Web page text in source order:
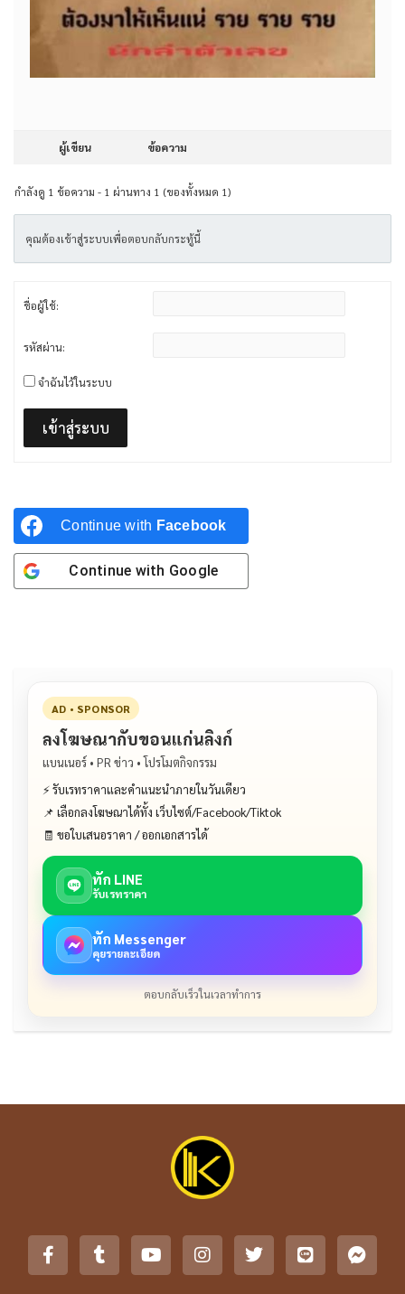
ผู้เขียน ข้อความ
กำลังดู 1 ข้อความ - 1 ผ่านทาง 1 (ของทั้งหมด 1)
คุณต้องเข้าสู่ระบบเพื่อตอบกลับกระทู้นี้
ชื่อผู้ใช้:
รหัสผ่าน:
จำฉันไว้ในระบบ
เข้าสู่ระบบ
Continue with Facebook
Continue with Google
AD • SPONSOR
ลงโฆษณากับขอนแก่นลิงก์
แบนเนอร์ • PR ข่าว • โปรโมตกิจกรรม
⚡ รับเรทราคาและคำแนะนำภายในวันเดียว
📌 เลือกลงโฆษณาได้ทั้ง เว็บไซต์/Facebook/Tiktok
🧾 ขอใบเสนอราคา / ออกเอกสารได้
ทัก LINE
รับเรทราคา
ทัก Messenger
คุยรายละเอียด
ตอบกลับเร็วในเวลาทำการ